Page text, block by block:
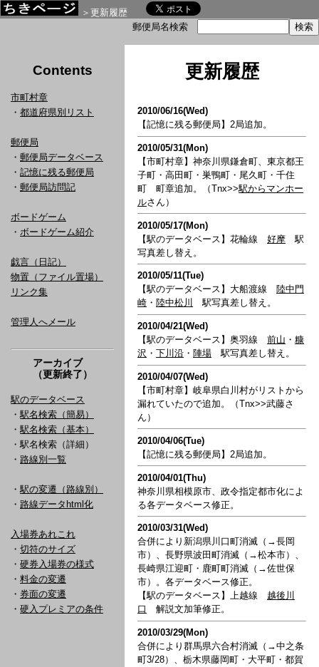
＞更新履歴
郵便局名検索
Contents
市町村章
・ 都道府県別リスト
郵便局
・ 郵便局データベース
・ 記憶に残る郵便局
・ 郵便局訪問記
ボードゲーム
・ ボードゲーム紹介
戯言（日記）
物置（ファイル置場）
リンク集
管理人へメール
アーカイブ
（更新終了）
駅のデータベース
・ 駅名検索（簡易）
・ 駅名検索（基本）
・駅名検索（詳細）
・ 路線別一覧
・ 駅の変遷（路線別）
・ 路線データhtml化
入場券あれこれ
・ 切符のサイズ
・ 硬券入場券の様式
・ 料金の変遷
・ 券面の変遷
・ 硬入プレミアの条件
更新履歴
2010/06/16(Wed)
【記憶に残る郵便局】2局追加。
2010/05/31(Mon)
【市町村章】神奈川県鎌倉町、東京都王
子町・高田町・巣鴨町・尾久町・千住
町 町章追加。（Tnx>>駅からマンホー
ルさん）
2010/05/17(Mon)
【駅のデータベース】花輪線 好摩 駅
写真差し替え。
2010/05/11(Tue)
【駅のデータベース】大船渡線 陸中門
崎 ・ 陸中松川 駅写真差し替え。
2010/04/21(Wed)
【駅のデータベース】奥羽線 前山 ・ 糠
沢 ・ 下川沿 ・ 陣場 駅写真差し替え。
2010/04/07(Wed)
【市町村章】岐阜県白川村がリストから
漏れていたので追加。（Tnx>>武藤さ
ん）
2010/04/06(Tue)
【記憶に残る郵便局】2局追加。
2010/04/01(Thu)
神奈川県相模原市、政令指定都市化によ
る各データベース修正。
2010/03/31(Wed)
合併により新潟県川口町消滅（→長岡
市）、長野県波田町消滅（→松本市）、
長崎県江迎町・鹿町町消滅（→佐世保
市）。各データベース修正。
【駅のデータベース】上越線 越後川
口
解説文加筆修正。
2010/03/29(Mon)
合併により群馬県六合村消滅（→中之条
町3/28）、栃木県藤岡町・大平町・都賀